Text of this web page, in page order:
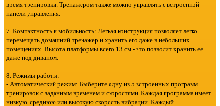
время тренировки. Тренажером также можно управлять с встроенной
панели управления.
7. Компактность и мобильность: Легкая конструкция позволяет легко
перемещать домашний тренажер и хранить его даже в небольших
помещениях. Высота платформы всего 13 см - это позволит хранить ее
даже под диваном.
8. Режимы работы:
- Автоматический режим: Выберите одну из 5 встроенных программ
тренировок с заданным временем и скоростями. Каждая программа имеет
низкую, среднюю или высокую скорость вибрации. Каждый